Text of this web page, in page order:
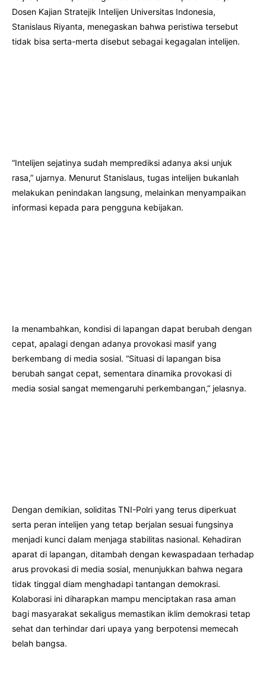
Dosen Kajian Stratejik Intelijen Universitas Indonesia,
Stanislaus Riyanta, menegaskan bahwa peristiwa tersebut
tidak bisa serta-merta disebut sebagai kegagalan intelijen.
“Intelijen sejatinya sudah memprediksi adanya aksi unjuk
rasa,” ujarnya. Menurut Stanislaus, tugas intelijen bukanlah
melakukan penindakan langsung, melainkan menyampaikan
informasi kepada para pengguna kebijakan.
Ia menambahkan, kondisi di lapangan dapat berubah dengan
cepat, apalagi dengan adanya provokasi masif yang
berkembang di media sosial. “Situasi di lapangan bisa
berubah sangat cepat, sementara dinamika provokasi di
media sosial sangat memengaruhi perkembangan,” jelasnya.
Dengan demikian, soliditas TNI-Polri yang terus diperkuat
serta peran intelijen yang tetap berjalan sesuai fungsinya
menjadi kunci dalam menjaga stabilitas nasional. Kehadiran
aparat di lapangan, ditambah dengan kewaspadaan terhadap
arus provokasi di media sosial, menunjukkan bahwa negara
tidak tinggal diam menghadapi tantangan demokrasi.
Kolaborasi ini diharapkan mampu menciptakan rasa aman
bagi masyarakat sekaligus memastikan iklim demokrasi tetap
sehat dan terhindar dari upaya yang berpotensi memecah
belah bangsa.